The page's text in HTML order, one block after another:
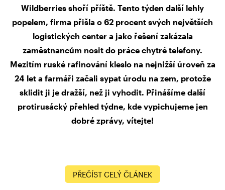
Wildberries shoří příště. Tento týden další lehly
popelem, firma přišla o 62 procent svých největších
logistických center a jako řešení zakázala
zaměstnancům nosit do práce chytré telefony.
Mezitím ruské rafinování kleslo na nejnižší úroveň za
24 let a farmáři začali sypat úrodu na zem, protože
sklidit ji je dražší, než ji vyhodit. Přinášíme další
protirusácký přehled týdne, kde vypichujeme jen
dobré zprávy, vítejte!
PŘEČÍST CELÝ ČLÁNEK